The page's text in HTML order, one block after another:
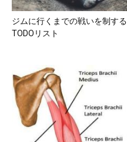
ジムに行くまでの戦いを制する
TODOリスト